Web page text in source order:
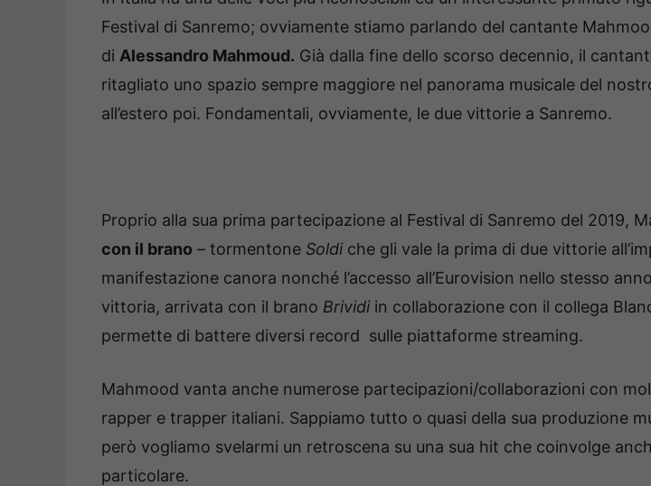
Festival di Sanremo; ovviamente stiamo parlando del cantante
di Alessandro Mahmoud. Già dalla fine dello scorso decennio, il
ritagliato uno spazio sempre maggiore nel panorama musicale del
all’estero poi. Fondamentali, ovviamente, le due vittorie a Sanremo.
Proprio alla sua prima partecipazione al Festival di Sanremo del 2019,
con il brano – tormentone Soldi che gli vale la prima di due vittorie
manifestazione canora nonché l’accesso all’Eurovision nello stesso
vittoria, arrivata con il brano Brividi in collaborazione con il collega
permette di battere diversi record sulle piattaforme streaming.
Mahmood vanta anche numerose partecipazioni/collaborazioni con
rapper e trapper italiani. Sappiamo tutto o quasi della sua produzione
però vogliamo svelarmi un retroscena su una sua hit che coinvolge
particolare.